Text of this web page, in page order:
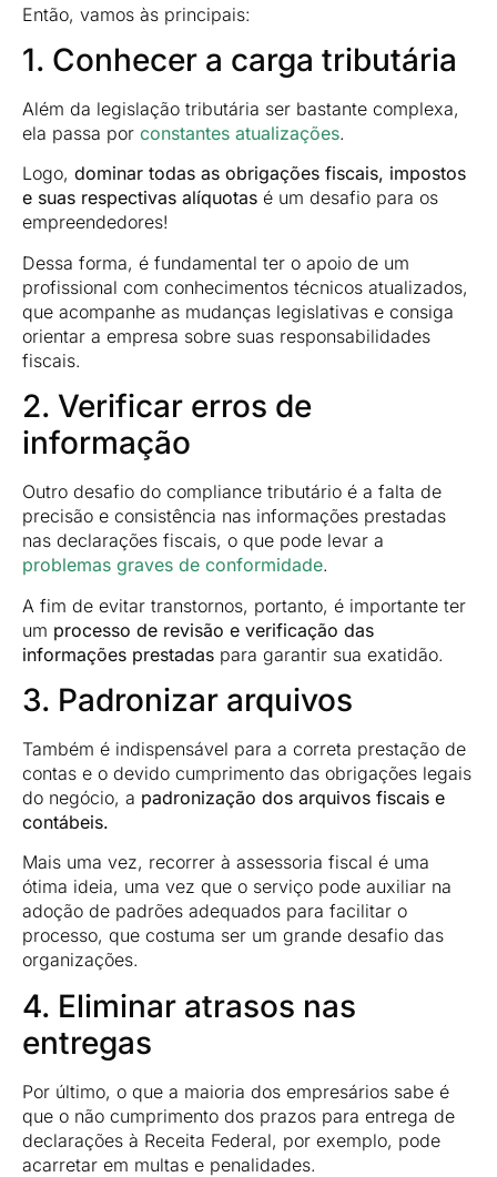
Então, vamos às principais:
1. Conhecer a carga tributária
Além da legislação tributária ser bastante complexa,
ela passa por constantes atualizações.
Logo, dominar todas as obrigações fiscais, impostos
e suas respectivas alíquotas é um desafio para os
empreendedores!
Dessa forma, é fundamental ter o apoio de um
profissional com conhecimentos técnicos atualizados,
que acompanhe as mudanças legislativas e consiga
orientar a empresa sobre suas responsabilidades
fiscais.
2. Verificar erros de
informação
Outro desafio do compliance tributário é a falta de
precisão e consistência nas informações prestadas
nas declarações fiscais, o que pode levar a
problemas graves de conformidade.
A fim de evitar transtornos, portanto, é importante ter
um processo de revisão e verificação das
informações prestadas para garantir sua exatidão.
3. Padronizar arquivos
Também é indispensável para a correta prestação de
contas e o devido cumprimento das obrigações legais
do negócio, a padronização dos arquivos fiscais e
contábeis.
Mais uma vez, recorrer à assessoria fiscal é uma
ótima ideia, uma vez que o serviço pode auxiliar na
adoção de padrões adequados para facilitar o
processo, que costuma ser um grande desafio das
organizações.
4. Eliminar atrasos nas
entregas
Por último, o que a maioria dos empresários sabe é
que o não cumprimento dos prazos para entrega de
declarações à Receita Federal, por exemplo, pode
acarretar em multas e penalidades.